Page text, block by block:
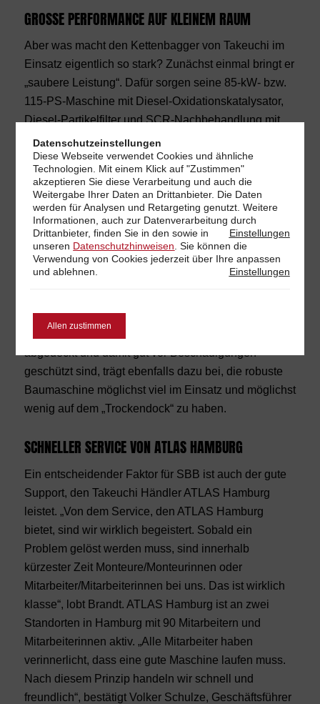
GROSSE PERFORMANCE AUF KLEINEM RAUM
Aber was macht den Kettenbagger von Takeuchi im
Einsatz eigentlich so stark? Zunächst einmal bringt er
„saubere Leistung“. Dafür sorgen seine 85-kW- bzw.
115-PS-Maschine mit Diesel-Oxidationskatalysator,
Diesel-Partikelfilter und SCR-Nachbehandlung mit
AdBlue. Mit dieser Motorisierung erfüllt der 16-Tonner
mühelos die Anforderungen der Abgasstufe EU V.
AUCH DIE STEUERUNG ÜBERZEUGT
Der Hydraulik dienen 4 Zusatzsteuerkreise mit
programmierbarer variabler Mengen- und
Druckeinstellung. Im High-Flow-Modus sind 224 l/min
verfügbar. Ein zusätzlicher Vorteil des Systems: das
Hydraulikleitungen abrisssicher auf dem Löffelstiel
abgedeckt und damit gut vor Beschädigungen
geschützt sind, trägt ebenfalls dazu bei, die robuste
Baumaschine möglichst viel im Einsatz und möglichst
wenig auf dem „Trockendock“ zu haben.
SCHNELLER SERVICE VON ATLAS HAMBURG
Ein entscheidender Faktor für SBB ist auch der gute
Support, den Takeuchi Händler ATLAS Hamburg
leistet. „Von dem Service, den ATLAS Hamburg
bietet, sind wir wirklich begeistert. Sobald ein
Problem gelöst werden muss, sind innerhalb
kürzester Zeit Monteure/Monteurinnen oder
Mitarbeiter/Mitarbeiterinnen bei uns. Das ist wirklich
klasse“, lobt Brandt. ATLAS Hamburg ist an zwei
Standorten in Hamburg mit 90 Mitarbeitern und
Mitarbeiterinnen aktiv. „Alle Mitarbeiter haben
verinnerlicht, dass eine gute Maschine laufen muss.
Nach diesem Prinzip handeln wir schnell und
freundlich“, bestätigt Volker Schulze, Geschäftsführer
Datenschutzeinstellungen
Diese Webseite verwendet Cookies und ähnliche
Technologien. Mit einem Klick auf "Zustimmen"
akzeptieren Sie diese Verarbeitung und auch die
Weitergabe Ihrer Daten an Drittanbieter. Die Daten
werden für Analysen und Retargeting genutzt. Weitere
Informationen, auch zur Datenverarbeitung durch
Drittanbieter, finden Sie in den
Einstellungen
sowie in
unseren Datenschutzhinweisen . Sie können die
Verwendung von Cookies jederzeit über Ihre
Einstellungen
anpassen
und ablehnen.
Allen zustimmen